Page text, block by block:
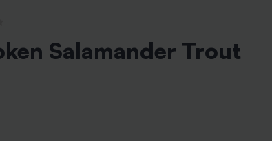
Salamander Trout